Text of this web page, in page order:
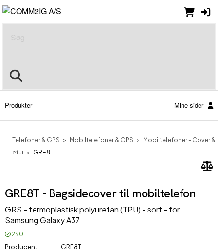
Produkter Mine sider
Telefoner & GPS Mobiltelefoner & GPS
Mobiltelefoner - Cover &
etui
GRE8T
GRE8T - Bagsidecover til mobiltelefon
GRS - termoplastisk polyuretan (TPU) - sort - for
Samsung Galaxy A37
290
Producent
GRE8T